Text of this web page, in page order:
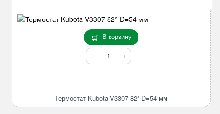
4TNE88
отверстия
7
лепестков
82*96*420mm
В корзину
Количество
товара
82°
Термостат Kubota V3307 82° D=54 мм